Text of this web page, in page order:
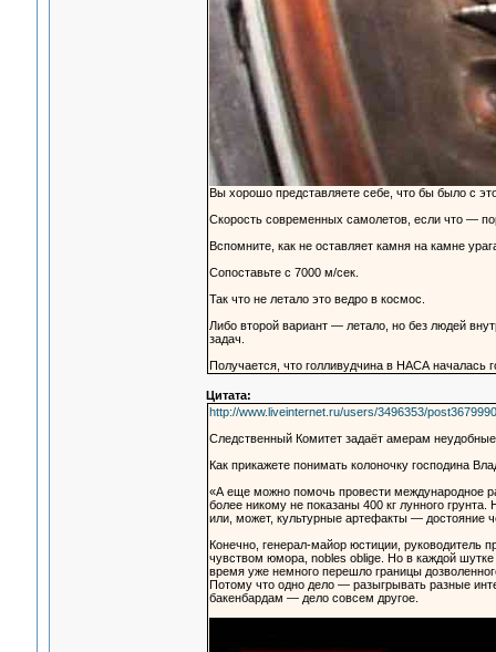
Вы хорошо представляете себе, что бы было с
Скорость современных самолетов, если что —
Вспомните, как не оставляет камня на камне
Сопоставьте с 7000 м/сек.
Так что не летало это ведро в космос.
Либо второй вариант — летало, но без людей
задач.
Получается, что голливудчина в НАСА началась
Цитата:
http://www.liveinternet.ru/users/3496353/
Следственный Комитет задаёт амерам
Как прикажете понимать колоночку господина
«А еще можно помочь провести международное
более никому не показаны 400 кг лунного
или, может, культурные артефакты — достояние
Конечно, генерал-майор юстиции, руководитель
чувством юмора, nobles oblige. Но в каждой
время уже немного перешло границы
Потому что одно дело — разыгрывать разные
бакенбардам — дело совсем другое.